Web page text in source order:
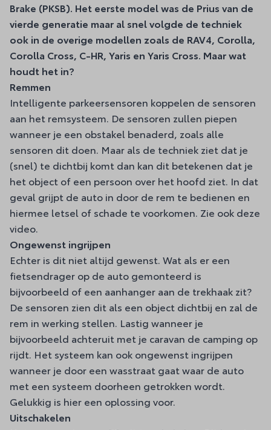
Brake (PKSB). Het eerste model was de Prius van de
vierde generatie maar al snel volgde de techniek
ook in de overige modellen zoals de RAV4, Corolla,
Corolla Cross, C-HR, Yaris en Yaris Cross. Maar wat
houdt het in?
Remmen
Intelligente parkeersensoren koppelen de sensoren
aan het remsysteem. De sensoren zullen piepen
wanneer je een obstakel benaderd, zoals alle
sensoren dit doen. Maar als de techniek ziet dat je
(snel) te dichtbij komt dan kan dit betekenen dat je
het object of een persoon over het hoofd ziet. In dat
geval grijpt de auto in door de rem te bedienen en
hiermee letsel of schade te voorkomen. Zie ook deze
video.
Ongewenst ingrijpen
Echter is dit niet altijd gewenst. Wat als er een
fietsendrager op de auto gemonteerd is
bijvoorbeeld of een aanhanger aan de trekhaak zit?
De sensoren zien dit als een object dichtbij en zal de
rem in werking stellen. Lastig wanneer je
bijvoorbeeld achteruit met je caravan de camping op
rijdt. Het systeem kan ook ongewenst ingrijpen
wanneer je door een wasstraat gaat waar de auto
met een systeem doorheen getrokken wordt.
Gelukkig is hier een oplossing voor.
Uitschakelen